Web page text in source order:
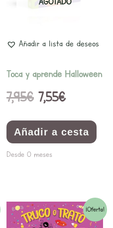
Añadir a lista de deseos
Toca y aprende Halloween
7,95€ 7,55€
Añadir a cesta
Desde 0 meses
¡Oferta!
El
El